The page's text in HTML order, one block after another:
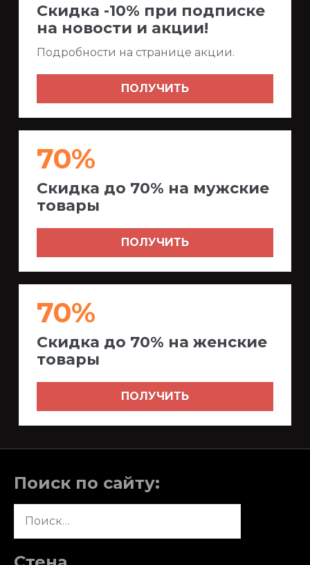
Скидка -10% при подписке
на новости и акции!
Подробности на странице акции.
ПОЛУЧИТЬ
70%
Скидка до 70% на мужские
товары
ПОЛУЧИТЬ
70%
Скидка до 70% на женские
товары
ПОЛУЧИТЬ
Поиск по сайту: